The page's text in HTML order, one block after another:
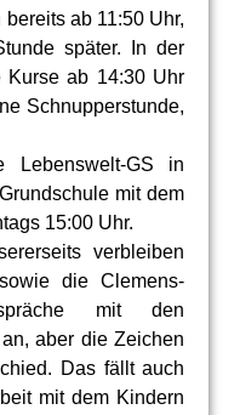
ab 11:50 Uhr,
später. In der
Kurse ab 14:30 Uhr
Schnupperstunde,
GS in
mit dem
15:00 Uhr.
verbleiben
die Clemens-
mit den
aber die Zeichen
Das fällt auch
mit dem Kindern